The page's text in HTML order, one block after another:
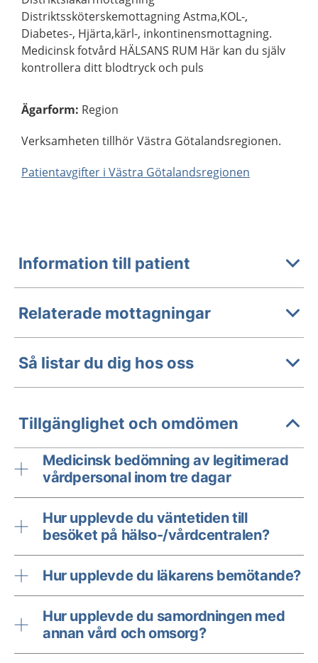
Distriktssköterskemottagning Astma,KOL-,
Diabetes-, Hjärta,kärl-, inkontinensmottagning.
Medicinsk fotvård HÄLSANS RUM Här kan du själv
kontrollera ditt blodtryck och puls
Ägarform: Region
Verksamheten tillhör Västra Götalandsregionen.
Patientavgifter i Västra Götalandsregionen
Information till patient
Relaterade mottagningar
Så listar du dig hos oss
Tillgänglighet och omdömen
Medicinsk bedömning av legitimerad
vårdpersonal inom tre dagar
Hur upplevde du väntetiden till
besöket på hälso-/vårdcentralen?
Hur upplevde du läkarens bemötande?
Hur upplevde du samordningen med
annan vård och omsorg?